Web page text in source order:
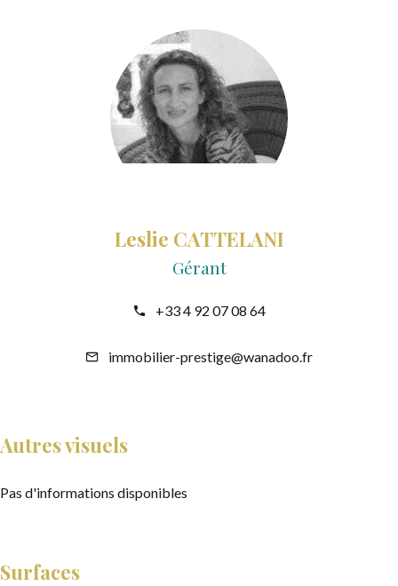
Leslie CATTELANI
Gérant
+33 4 92 07 08 64
immobilier-prestige@wanadoo.fr
Autres visuels
Pas d'informations disponibles
Surfaces